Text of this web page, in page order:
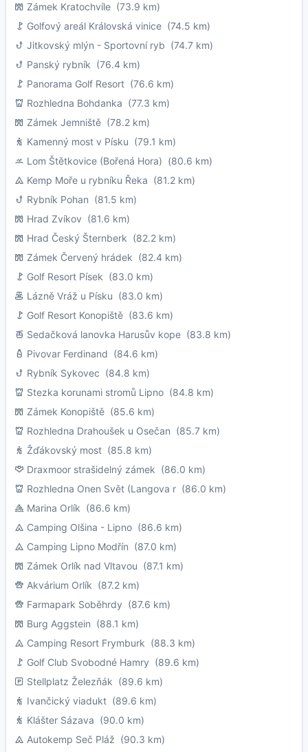
Zámek Kratochvíle (73.9 km)
Golfový areál Královská vinice (74.5 km)
Jitkovský mlýn - Sportovní ryb (74.7 km)
Panský rybník (76.4 km)
Panorama Golf Resort (76.6 km)
Rozhledna Bohdanka (77.3 km)
Zámek Jemniště (78.2 km)
Kamenný most v Písku (79.1 km)
Lom Štětkovice (Bořená Hora) (80.6 km)
Kemp Moře u rybníku Řeka (81.2 km)
Rybník Pohan (81.5 km)
Hrad Zvíkov (81.6 km)
Hrad Český Šternberk (82.2 km)
Zámek Červený hrádek (82.4 km)
Golf Resort Písek (83.0 km)
Lázně Vráž u Písku (83.0 km)
Golf Resort Konopiště (83.6 km)
Sedačková lanovka Harusův kope (83.8 km)
Pivovar Ferdinand (84.6 km)
Rybník Sykovec (84.8 km)
Stezka korunami stromů Lipno (84.8 km)
Zámek Konopiště (85.6 km)
Rozhledna Drahoušek u Osečan (85.7 km)
Žďákovský most (85.8 km)
Draxmoor strašidelný zámek (86.0 km)
Rozhledna Onen Svět (Langova r (86.0 km)
Marina Orlík (86.6 km)
Camping Olšina - Lipno (86.6 km)
Camping Lipno Modřín (87.0 km)
Zámek Orlík nad Vltavou (87.1 km)
Akvárium Orlík (87.2 km)
Farmapark Soběhrdy (87.6 km)
Burg Aggstein (88.1 km)
Camping Resort Frymburk (88.3 km)
Golf Club Svobodné Hamry (89.6 km)
Stellplatz Železňák (89.6 km)
Ivančický viadukt (89.6 km)
Klášter Sázava (90.0 km)
Autokemp Seč Pláž (90.3 km)